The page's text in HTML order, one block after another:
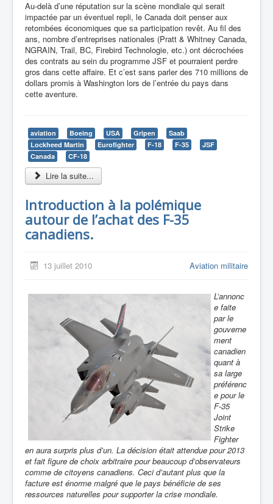
Au-delà d’une réputation sur la scène mondiale qui serait
impactée par un éventuel repli, le Canada doit penser aux
retombées économiques que sa participation revêt. Au fil des
ans, nombre d’entreprises nationales (Pratt & Whitney Canada,
NGRAIN, Trail, BC, Firebird Technologie, etc.) ont décrochées
des contrats au sein du programme JSF et pourraient perdre
gros dans cette affaire. Et c’est sans parler des 710 millions de
dollars promis à Washington lors de l’entrée du pays dans
cette aventure.
aviation Boeing USA Gripen
Saab
Lockheed Martin
Eurofighter F-18 F-35
JSF
Canada
CF-18
Lire la suite...
Introduction à la polémique
autour de l’achat des F-35
canadiens.
13 juillet 2010 Aviation militaire
L’annonc
e faite
par le
gouverne
ment
canadien
quant à
sa large
préférenc
e pour le
F-35
Joint
Strike
Fighter
en aura surpris plus d’un. La décision était attendue pour 2013
et fait figure de choix arbitraire pour beaucoup d’observateurs
comme de citoyens canadiens. Ceci d’autant plus que la
facture est énorme malgré que le pays bénéficie de ses
ressources naturelles pour supporter la crise mondiale.